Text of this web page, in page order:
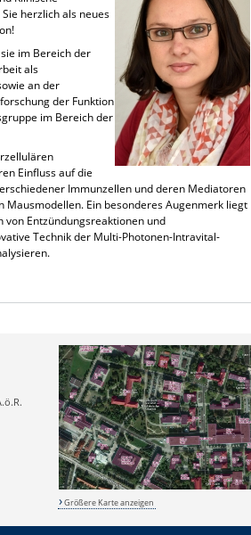
herzlich als neues
im Bereich der
als
an der
der Funktion
im Bereich der
Einfluss auf die
Immunzellen und deren Mediatoren
Ein besonderes Augenmerk liegt
von Entzündungsreaktionen und
Technik der Multi-Photonen-Intravital-
Größere Karte anzeigen